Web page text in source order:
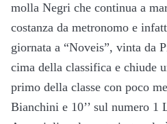
molla Negri che continua a
costanza da metronomo e
giornata a “Noveis”, vinta da
cima della classifica e chiude
primo della classe con poco
Bianchini e 10’’ sul numero 1